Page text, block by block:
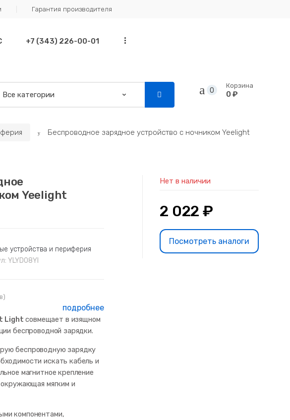
Гарантия производителя
+7 (343) 226-00-01 ...
0
Корзина
0 ₽
Беспроводное зарядное устройство с ночником Yeelight
Yeelight
устройства и периферия
YLYD08YI
подробнее
Light совмещает в изящном
беспроводной зарядки.
беспроводную зарядку
искать кабель и
магнитное крепление
мягким и
компонентами,
Нет в наличии
2 022 ₽
Посмотреть аналоги